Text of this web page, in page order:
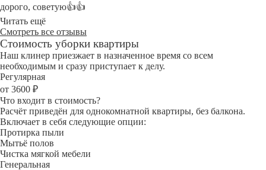
дорого, советую👍👍
Читать ещё
Смотреть все отзывы
Стоимость уборки квартиры
Наш клинер приезжает в назначенное время со всем
необходимым и сразу приступает к делу.
Регулярная
от 3600 ₽
Что входит в стоимость?
Расчёт приведён для однокомнатной квартиры, без балкона.
Включает в себя следующие опции:
Протирка пыли
Мытьё полов
Чистка мягкой мебели
Генеральная